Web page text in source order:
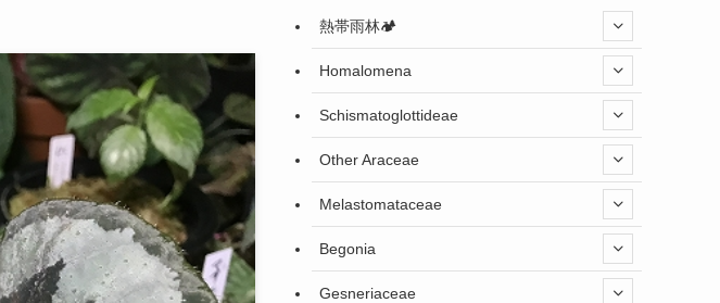
熱帯雨林🏕️
Homalomena
Schismatoglottideae
Other Araceae
Melastomataceae
Begonia
Gesneriaceae